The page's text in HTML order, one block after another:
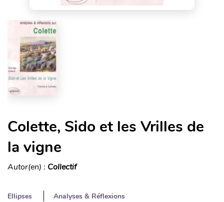
Colette, Sido et les Vrilles de
la vigne
Autor(en) : Collectif
Ellipses
Analyses & Réflexions